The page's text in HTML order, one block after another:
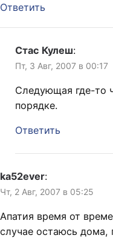
Ответить
Стас Кулеш:
Пт, 3 Авг, 2007 в 00:17
Следующая где-то
порядке.
Ответить
ka52ever:
Чт, 2 Авг, 2007 в 05:25
Апатия время от
случае остаюсь дома,